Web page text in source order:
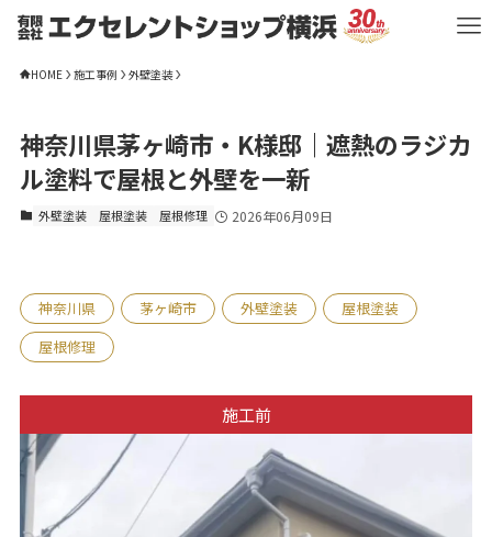
HOME 施工事例 外壁塗装
神奈川県茅ヶ崎市・K様邸｜遮熱のラジカ
ル塗料で屋根と外壁を一新
外壁塗装 屋根塗装 屋根修理 2026年06月09日
神奈川県 茅ヶ崎市 外壁塗装
屋根塗装
屋根修理
施工前